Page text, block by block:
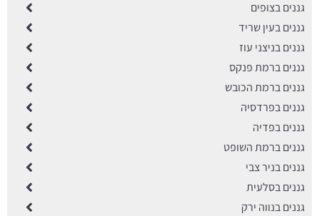
גננים בצופים
גננים בעין שריד
גננים בניצני עוז
גננים ברמת פנקס
גננים ברמת הכובש
גננים בפרדסיה
גננים בפדיה
גננים ברמת השופט
גננים בניר צבי
גננים בסלעית
גננים בנווה ירק